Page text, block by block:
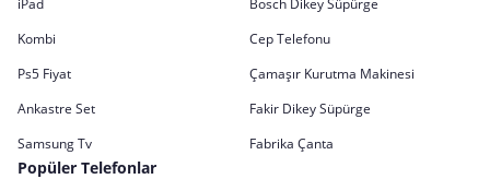
iPad
Bosch Dikey Süpürge
Kombi
Cep Telefonu
Ps5 Fiyat
Çamaşır Kurutma Makinesi
Ankastre Set
Fakir Dikey Süpürge
Samsung Tv
Fabrika Çanta
Popüler Telefonlar